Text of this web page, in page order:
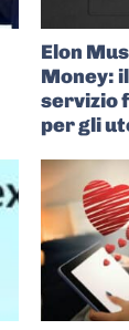
Elon
Money:
servizio
per gli